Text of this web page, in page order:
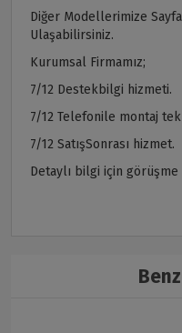
Diğer Modellerimize
Ulaşabilirsiniz.
Kurumsal Firmamız;
7/12 Destekbilgi hizmeti.
7/12 Telefonile montaj
7/12 SatışSonrası hizmet.
Detaylı bilgi için görüşme